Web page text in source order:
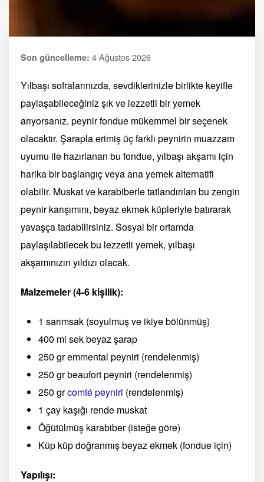
Son güncelleme: 4 Ağustos 2026
Yılbaşı sofralarınızda, sevdiklerinizle birlikte keyifle
paylaşabileceğiniz şık ve lezzetli bir yemek
arıyorsanız, peynir fondue mükemmel bir seçenek
olacaktır. Şarapla erimiş üç farklı peynirin muazzam
uyumu ile hazırlanan bu fondue, yılbaşı akşamı için
harika bir başlangıç veya ana yemek alternatifi
olabilir. Muskat ve karabiberle tatlandırılan bu zengin
peynir karışımını, beyaz ekmek küpleriyle batırarak
yavaşça tadabilirsiniz. Sosyal bir ortamda
paylaşılabilecek bu lezzetli yemek, yılbaşı
akşamınızın yıldızı olacak.
Malzemeler (4-6 kişilik):
1 sarımsak (soyulmuş ve ikiye bölünmüş)
400 ml sek beyaz şarap
250 gr emmental peyniri (rendelenmiş)
250 gr beaufort peyniri (rendelenmiş)
250 grcomté peyniri (rendelenmiş)
1 çay kaşığı rende muskat
Öğütülmüş karabiber (isteğe göre)
Küp küp doğranmış beyaz ekmek (fondue için)
Yapılışı: